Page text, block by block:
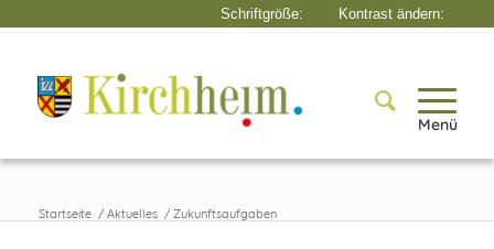
Menü
Startseite / Aktuelles / Zukunftsaufgaben